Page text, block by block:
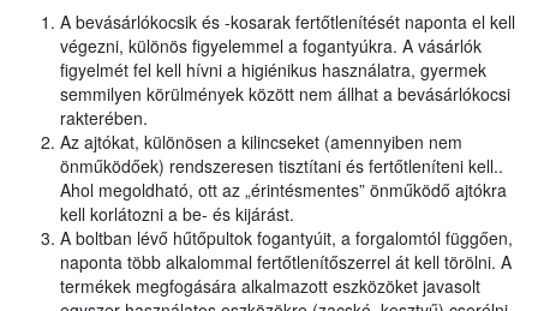
A bevásárlókocsik és -kosarak fertőtlenítését naponta el kell
végezni, különös figyelemmel a fogantyúkra. A vásárlók
figyelmét fel kell hívni a higiénikus használatra, gyermek
semmilyen körülmények között nem állhat a bevásárlókocsi
rakterében.
Az ajtókat, különösen a kilincseket (amennyiben nem
önműködőek) rendszeresen tisztítani és fertőtleníteni kell..
Ahol megoldható, ott az „érintésmentes” önműködő ajtókra
kell korlátozni a be- és kijárást.
A boltban lévő hűtőpultok fogantyúit, a forgalomtól függően,
naponta több alkalommal fertőtlenítőszerrel át kell törölni. A
termékek megfogására alkalmazott eszközöket javasolt